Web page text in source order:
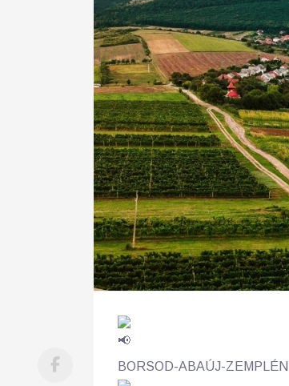
BORSOD-ABAÚJ-